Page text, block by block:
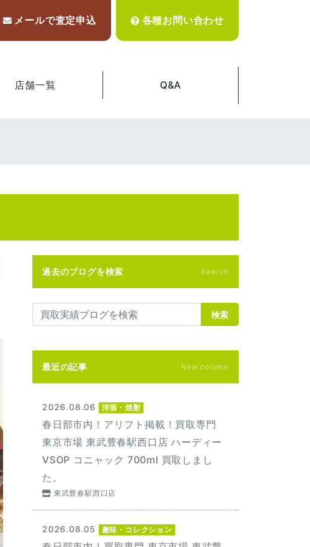
メールで査定申込 各種お問い合わせ
店舗一覧 Q&A
過去のブログを検索 Search
検索
最近の記事 New column
2026.08.06 洋酒・焼酎
春日部市内！アリフト掲載！買取専門
東京市場 東武豊春駅西口店 ハーディー
VSOP コニャック 700ml 買取しまし
た。
東武豊春駅西口店
2026.08.05 趣味・コレクション